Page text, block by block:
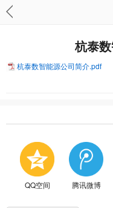
杭泰
杭泰数智能源公司简介.pdf
QQ空间 腾讯微博